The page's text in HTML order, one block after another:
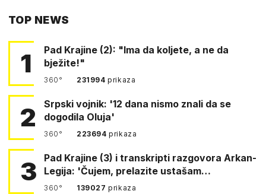
TOP NEWS
1
Pad Krajine (2): "Ima da koljete, a ne da
bježite!"
360° 231994prikaza
2
Srpski vojnik: '12 dana nismo znali da se
dogodila Oluja'
360° 223694prikaza
3
Pad Krajine (3) i transkripti razgovora Arkan-
Legija: 'Čujem, prelazite ustašam…
360° 139027prikaza